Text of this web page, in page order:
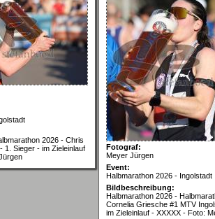
2026 - Chris
1. Sieger - im Zieleinlauf
Fotograf:
Meyer Jürgen
Event:
Halbmarathon 2026 - Ingolstadt
Bildbeschreibung:
Halbmarathon 2026 -
Cornelia Griesche #1 MTV
im Zieleinlauf - XXXXX - Foto: